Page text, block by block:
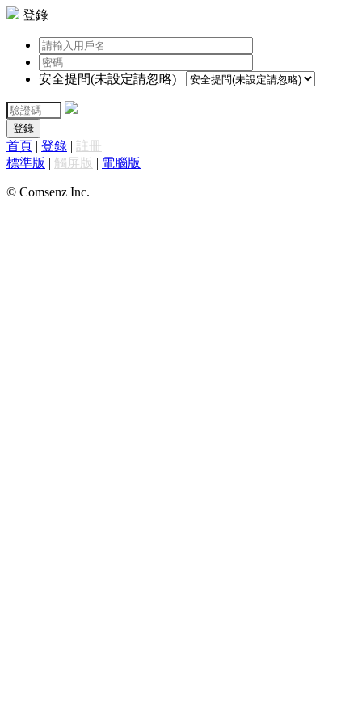
登錄
安全提問(未設定請忽略)
登錄
首頁 | 登錄 | 註冊
標準版 | 觸屏版 | 電腦版 |
© Comsenz Inc.